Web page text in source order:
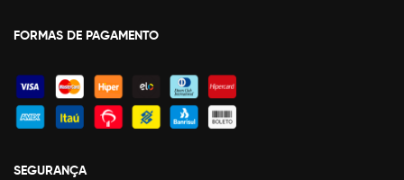
FORMAS DE PAGAMENTO
SEGURANÇA